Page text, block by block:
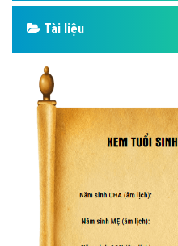
Tài liệu